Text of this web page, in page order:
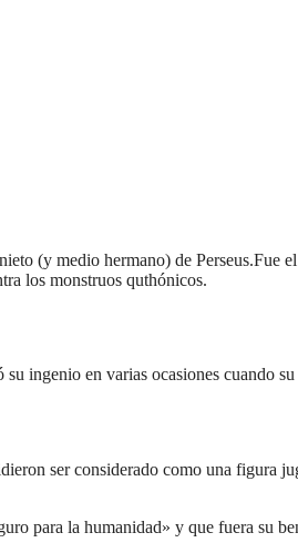
(y medio hermano) de Perseus.Fue
los monstruos quthónicos.
ingenio en varias ocasiones cuando
ser considerado como una figura
para la humanidad» y que fuera su